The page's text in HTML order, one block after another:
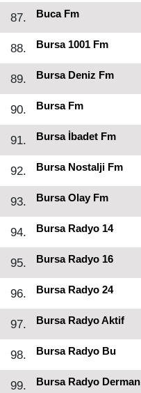
87. Buca Fm
88. Bursa 1001 Fm
89. Bursa Deniz Fm
90. Bursa Fm
91. Bursa İbadet Fm
92. Bursa Nostalji Fm
93. Bursa Olay Fm
94. Bursa Radyo 14
95. Bursa Radyo 16
96. Bursa Radyo 24
97. Bursa Radyo Aktif
98. Bursa Radyo Bu
99. Bursa Radyo Derman